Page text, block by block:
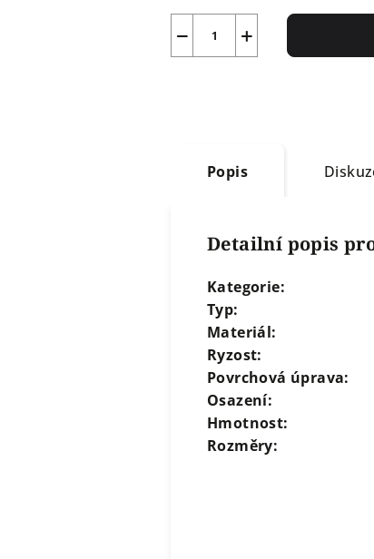
+
−
Popis
Detailní popis
Kategorie:
Typ:
Materiál:
Ryzost:
Povrchová úprava:
Osazení:
Hmotnost:
Rozměry: